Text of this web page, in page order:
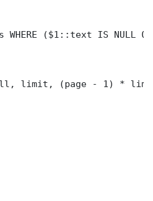
WHERE ($1::text IS NULL
limit, (page - 1) *